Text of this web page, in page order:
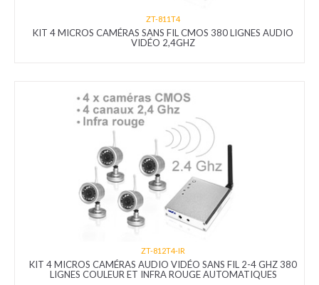
ZT-811T4
KIT 4 MICROS CAMÉRAS SANS FIL CMOS 380 LIGNES AUDIO
VIDÉO 2,4GHZ
ZT-812T4-IR
KIT 4 MICROS CAMÉRAS AUDIO VIDÉO SANS FIL 2-4 GHZ 380
LIGNES COULEUR ET INFRA ROUGE AUTOMATIQUES